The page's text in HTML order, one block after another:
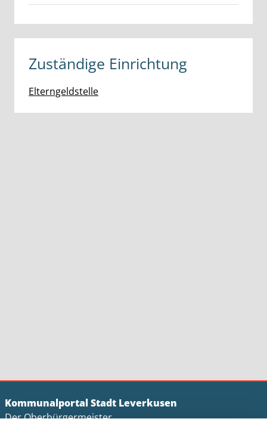
Zuständige Einrichtung
Elterngeldstelle
Kommunalportal Stadt Leverkusen
Der Oberbürgermeister